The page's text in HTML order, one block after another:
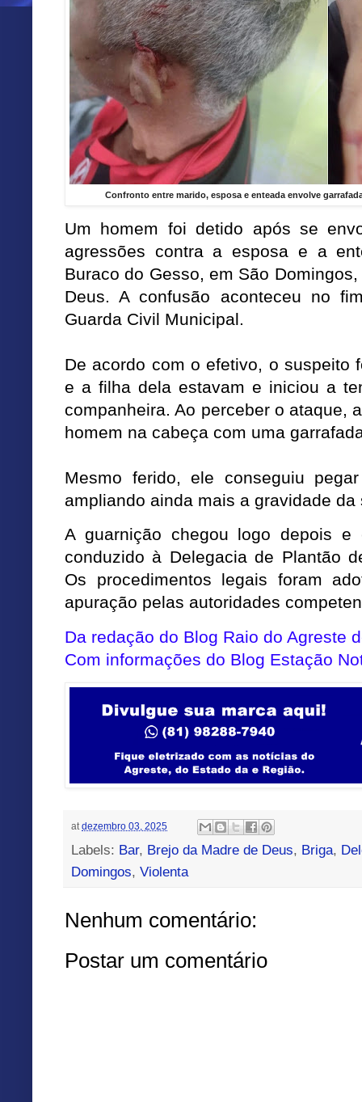
Confronto entre marido, esposa e enteada envolve
Um homem foi detido após se
agressões contra a esposa e a
Buraco do Gesso, em São
Deus. A confusão aconteceu no
Guarda Civil Municipal.
De acordo com o efetivo, o suspeito
e a filha dela estavam e iniciou a
companheira. Ao perceber o ataque,
homem na cabeça com uma
Mesmo ferido, ele conseguiu
ampliando ainda mais a gravidade
A guarnição chegou logo depois
conduzido à Delegacia de Plantão
Os procedimentos legais foram
apuração pelas autoridades
Da redação do Blog Raio do Agreste
Com informações do Blog Estação
at dezembro 03, 2025
Labels: Bar, Brejo da Madre de Deus, Briga,
Domingos, Violenta
Nenhum comentário:
Postar um comentário